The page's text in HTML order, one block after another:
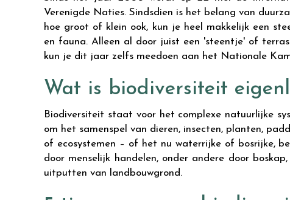
Verenigde Naties. Sindsdien is het belang van
hoe groot of klein ook, kun je heel makkelijk een
en fauna. Alleen al door juist een 'steentje' of
kun je dit jaar zelfs meedoen aan het Nationale
Wat is biodiversiteit
Biodiversiteit staat voor het complexe natuurlijke
om het samenspel van dieren, insecten, planten,
of ecosystemen – of het nu waterrijke of bosrijke,
door menselijk handelen, onder andere door
uitputten van landbouwgrond.